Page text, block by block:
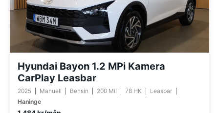
Hyundai Bayon 1.2 MPi Kamera
CarPlay Leasbar
2025 Manuell Bensin 200 Mil 78 HK
Leasbar
Haninge